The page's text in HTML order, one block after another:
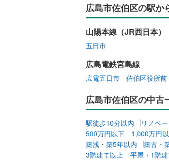
広島市佐伯区の駅か
山陽本線（JR西日本）
五日市
広島電鉄宮島線
広電五日市 佐伯区役所前
広島市佐伯区の中古
駅徒歩10分以内 リノベ
500万円以下
1,000万円
築浅・築5年以内
築古・
3階建て以上
平屋・1階